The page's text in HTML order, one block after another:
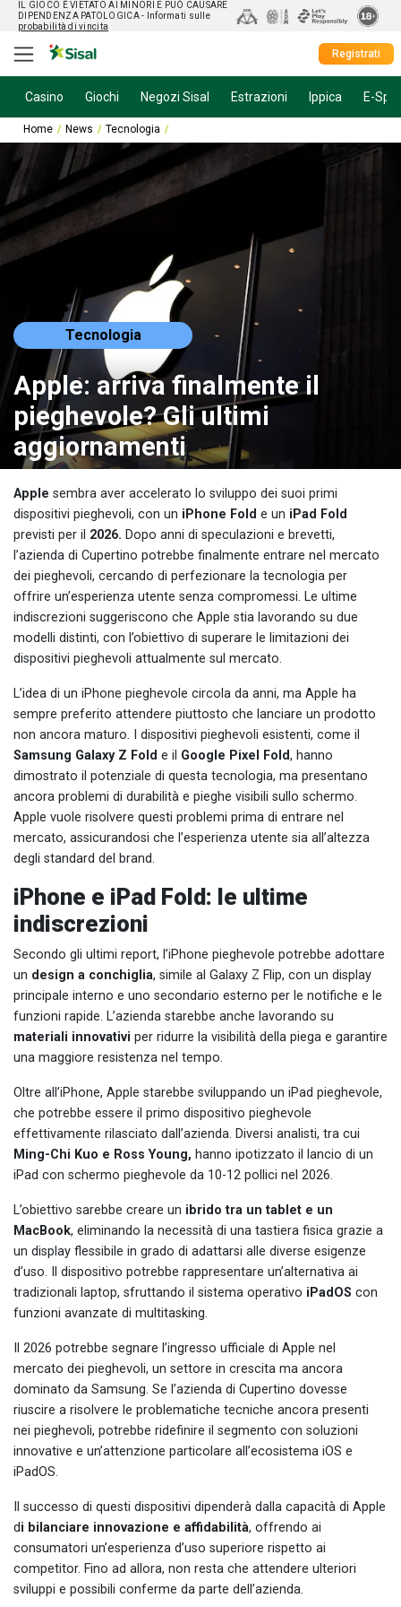
IL GIOCO È VIETATO AI MINORI E PUÒ CAUSARE
DIPENDENZA PATOLOGICA - Informati sulle
probabilità di vincita
Registrati
Casino Giochi Negozi Sisal Estrazioni Ippica E-
Home News Tecnologia
Tecnologia
Apple: arriva finalmente il
pieghevole? Gli ultimi
aggiornamenti
Apple sembra aver accelerato lo sviluppo dei suoi primi
dispositivi pieghevoli, con un iPhone Fold e un iPad Fold
previsti per il 2026. Dopo anni di speculazioni e brevetti,
l’azienda di Cupertino potrebbe finalmente entrare nel mercato
dei pieghevoli, cercando di perfezionare la tecnologia per
offrire un’esperienza utente senza compromessi. Le ultime
indiscrezioni suggeriscono che Apple stia lavorando su due
modelli distinti, con l’obiettivo di superare le limitazioni dei
dispositivi pieghevoli attualmente sul mercato.
L’idea di un iPhone pieghevole circola da anni, ma Apple ha
sempre preferito attendere piuttosto che lanciare un prodotto
non ancora maturo. I dispositivi pieghevoli esistenti, come il
Samsung Galaxy Z Fold e il Google Pixel Fold, hanno
dimostrato il potenziale di questa tecnologia, ma presentano
ancora problemi di durabilità e pieghe visibili sullo schermo.
Apple vuole risolvere questi problemi prima di entrare nel
mercato, assicurandosi che l’esperienza utente sia all’altezza
degli standard del brand.
iPhone e iPad Fold: le ultime
indiscrezioni
Secondo gli ultimi report, l’iPhone pieghevole potrebbe adottare
un design a conchiglia, simile al Galaxy Z Flip, con un display
principale interno e uno secondario esterno per le notifiche e le
funzioni rapide. L’azienda starebbe anche lavorando su
materiali innovativi per ridurre la visibilità della piega e garantire
una maggiore resistenza nel tempo.
Oltre all’iPhone, Apple starebbe sviluppando un iPad pieghevole,
che potrebbe essere il primo dispositivo pieghevole
effettivamente rilasciato dall’azienda. Diversi analisti, tra cui
Ming-Chi Kuo e Ross Young, hanno ipotizzato il lancio di un
iPad con schermo pieghevole da 10-12 pollici nel 2026.
L’obiettivo sarebbe creare un ibrido tra un tablet e un
MacBook, eliminando la necessità di una tastiera fisica grazie a
un display flessibile in grado di adattarsi alle diverse esigenze
d’uso. Il dispositivo potrebbe rappresentare un’alternativa ai
tradizionali laptop, sfruttando il sistema operativo iPadOS con
funzioni avanzate di multitasking.
Il 2026 potrebbe segnare l’ingresso ufficiale di Apple nel
mercato dei pieghevoli, un settore in crescita ma ancora
dominato da Samsung. Se l’azienda di Cupertino dovesse
riuscire a risolvere le problematiche tecniche ancora presenti
nei pieghevoli, potrebbe ridefinire il segmento con soluzioni
innovative e un’attenzione particolare all’ecosistema iOS e
iPadOS.
Il successo di questi dispositivi dipenderà dalla capacità di Apple
di bilanciare innovazione e affidabilità, offrendo ai
consumatori un’esperienza d’uso superiore rispetto ai
competitor. Fino ad allora, non resta che attendere ulteriori
sviluppi e possibili conferme da parte dell’azienda.